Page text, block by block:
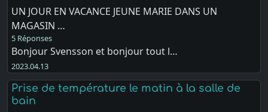
UN JOUR EN VACANCE JEUNE MARIE DANS UN
MAGASIN …
5 Réponses
Bonjour Svensson et bonjour tout l…
2023.04.13
Prise de température le matin à la salle de
bain